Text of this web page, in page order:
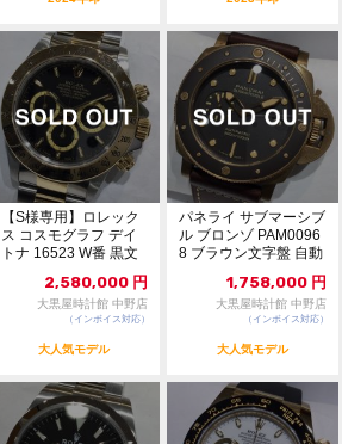
【S様専用】ロレック
ス コスモグラフ デイ
トナ 16523 W番 黒文
2,580,000 円
大黒屋時計館 中野店
（インボイス対応）
大人気モデル
パネライ サブマーシブ
ル ブロンゾ PAM0096
8 ブラウン文字盤 自動
1,758,000 円
大黒屋時計館 中野店
（インボイス対応）
大人気モデル